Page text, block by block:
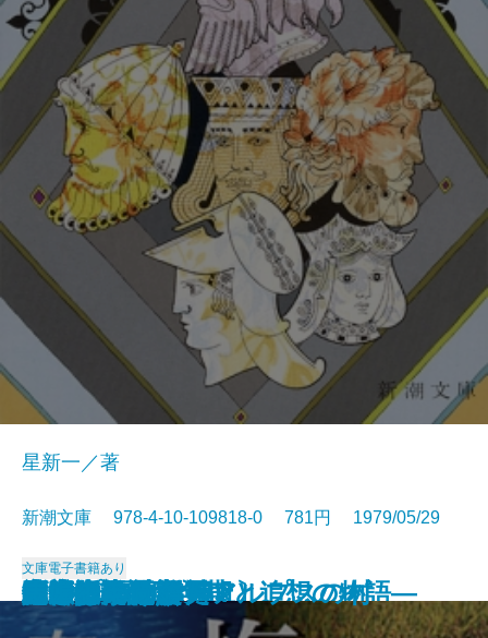
ギリシア神話〔上〕
放浪記
太郎物語(大学編)
木精―或る青年期と追想の物語―
ジェニィ
決定版 夏目漱石
永遠の夫
銀嶺の人〔上〕
銀嶺の人〔下〕
おせっかいな神々
星新一／著
新潮文庫 978-4-10-109818-0 781円 1979/05/29
文庫電子書籍あり
複合汚染
二十歳の原点
消されかけた男
町奉行日記
夕ごはんたべた？
賭博者
アルプスの谷 アルプスの村
七瀬ふたたび
岬にての物語
馬上少年過ぐ